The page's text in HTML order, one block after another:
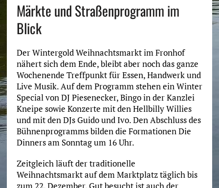
Märkte und Straßenprogramm im
Blick
Der Wintergold Weihnachtsmarkt im Fronhof
nähert sich dem Ende, bleibt aber noch das ganze
Wochenende Treffpunkt für Essen, Handwerk und
Live Musik. Auf dem Programm stehen ein Winter
Special von DJ Piesenecker, Bingo in der Kanzlei
Kneipe sowie Konzerte mit den Hellbilly Willies
und mit den DJs Guido und Ivo. Den Abschluss des
Bühnenprogramms bilden die Formationen Die
Dinners am Sonntag um 16 Uhr.
Zeitgleich läuft der traditionelle
Weihnachtsmarkt auf dem Marktplatz täglich bis